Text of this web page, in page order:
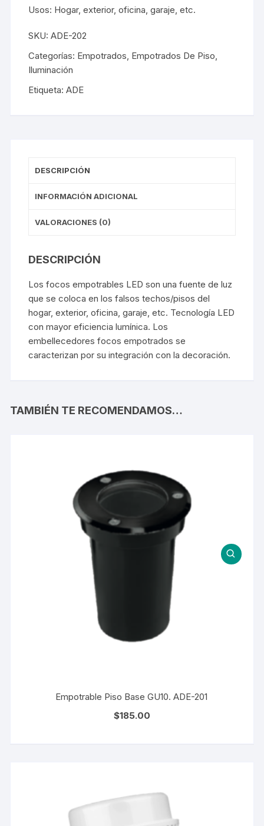
Usos: Hogar, exterior, oficina, garaje, etc.
SKU:ADE-202
Categorías: Empotrados Empotrados De Piso
Iluminación
Etiqueta:ADE
DESCRIPCIÓN
INFORMACIÓN ADICIONAL
VALORACIONES (0)
DESCRIPCIÓN
Los focos empotrables LED son una fuente de luz
que se coloca en los falsos techos/pisos del
hogar, exterior, oficina, garaje, etc. Tecnología LED
con mayor eficiencia lumínica. Los
embellecedores focos empotrados se
caracterizan por su integración con la decoración.
TAMBIÉN TE RECOMENDAMOS…
Empotrable Piso Base GU10. ADE-201
$185.00